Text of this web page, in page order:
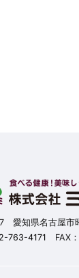
愛知県名古屋市
763-4171 FAX